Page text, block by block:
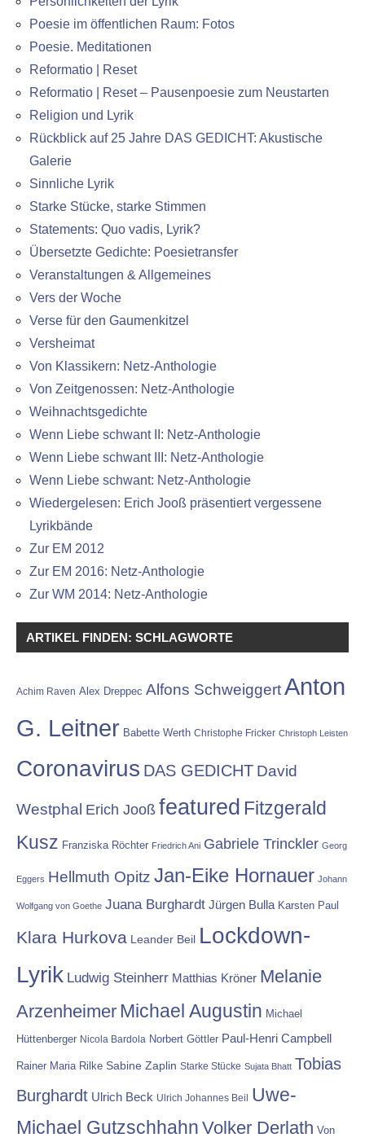
Poesie im öffentlichen Raum: Fotos
Poesie. Meditationen
Reformatio | Reset
Reformatio | Reset – Pausenpoesie zum Neustarten
Religion und Lyrik
Rückblick auf 25 Jahre DAS GEDICHT: Akustische
Galerie
Sinnliche Lyrik
Starke Stücke, starke Stimmen
Statements: Quo vadis, Lyrik?
Übersetzte Gedichte: Poesietransfer
Veranstaltungen & Allgemeines
Vers der Woche
Verse für den Gaumenkitzel
Versheimat
Von Klassikern: Netz-Anthologie
Von Zeitgenossen: Netz-Anthologie
Weihnachtsgedichte
Wenn Liebe schwant II: Netz-Anthologie
Wenn Liebe schwant III: Netz-Anthologie
Wenn Liebe schwant: Netz-Anthologie
Wiedergelesen: Erich Jooß präsentiert vergessene
Lyrikbände
Zur EM 2012
Zur EM 2016: Netz-Anthologie
Zur WM 2014: Netz-Anthologie
ARTIKEL FINDEN: SCHLAGWORTE
Achim Raven Alex Dreppec Alfons SchweiggertAnton
G. Leitner Babette Werth Christophe Fricker Christoph Leisten
Coronavirus DAS GEDICHT David
Westphal Erich Jooß featured Fitzgerald
Kusz Franziska Röchter Friedrich Ani Gabriele Trinckler Georg
Eggers Hellmuth Opitz Jan-Eike Hornauer Johann
Wolfgang von Goethe Juana Burghardt Jürgen Bulla Karsten Paul
Klara Hurkova Leander Beil Lockdown-
Lyrik Ludwig Steinherr Matthias Kröner Melanie
Arzenheimer Michael Augustin Michael
Hüttenberger Nicola Bardola Norbert Göttler Paul-Henri Campbell
Rainer Maria Rilke Sabine Zaplin Starke Stücke Sujata Bhatt Tobias
Burghardt Ulrich Beck Ulrich Johannes Beil Uwe-
Michael Gutzschhahn Volker Derlath Von